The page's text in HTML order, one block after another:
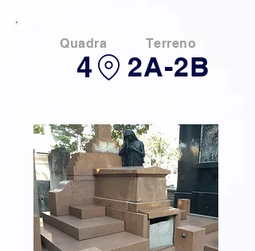
Quadra
4 2A-2B
Terreno